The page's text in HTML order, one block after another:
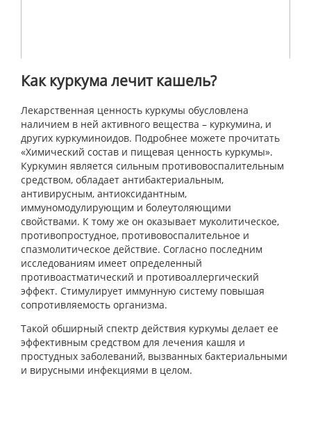
Как куркума лечит кашель?
Лекарственная ценность куркумы обусловлена
наличием в ней активного вещества – куркумина, и
других куркуминоидов. Подробнее можете прочитать
«Химический состав и пищевая ценность куркумы».
Куркумин является сильным противовоспалительным
средством, обладает антибактериальным,
антивирусным, антиоксидантным,
иммуномодулирующим и болеутоляющими
свойствами. К тому же он оказывает муколитическое,
противопростудное, противовоспалительное и
спазмолитическое действие. Согласно последним
исследованиям имеет определенный
противоастматический и противоаллергический
эффект. Стимулирует иммунную систему повышая
сопротивляемость организма.
Такой обширный спектр действия куркумы делает ее
эффективным средством для лечения кашля и
простудных заболеваний, вызванных бактериальными
и вирусными инфекциями в целом.